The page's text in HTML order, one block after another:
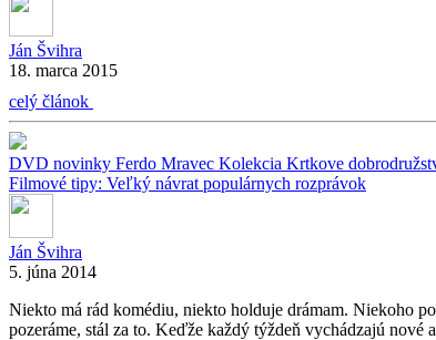
Ján Švihra
18. marca 2015
celý článok
DVD novinky Ferdo Mravec Kolekcia Krtkove
Filmové tipy: Veľký návrat populárnych rozprávok
Ján Švihra
5. júna 2014
Niekto má rád komédiu, niekto holduje drámam. Niekoho
pozeráme, stál za to. Keďže každý týždeň vychádzajú